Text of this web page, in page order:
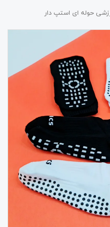
حوله ای استپ دار